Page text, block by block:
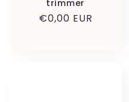
trimmer
Normaler
€0,00 EUR